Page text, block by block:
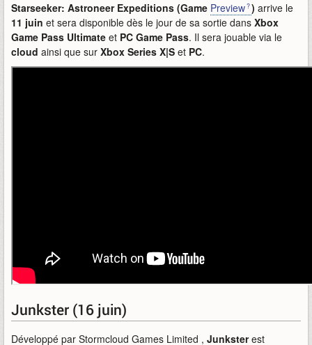
Starseeker: Astroneer Expeditions (Game Preview ) arrive le
11 juin et sera disponible dès le jour de sa sortie dans Xbox
Game Pass Ultimate et PC Game Pass. Il sera jouable via le
cloud ainsi que sur Xbox Series X|S et PC.
Junkster (16 juin)
Développé par Stormcloud Games Limited , Junksterest